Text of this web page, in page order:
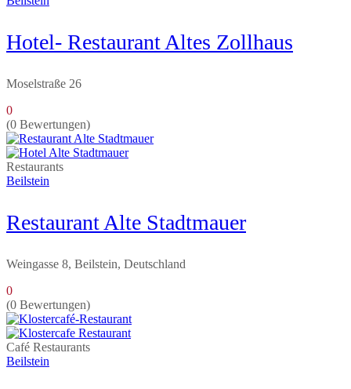
Hotel- Restaurant Altes Zollhaus
Moselstraße 26
0
(0 Bewertungen)
Restaurants
Beilstein
Restaurant Alte Stadtmauer
Weingasse 8, Beilstein, Deutschland
0
(0 Bewertungen)
Café Restaurants
Beilstein